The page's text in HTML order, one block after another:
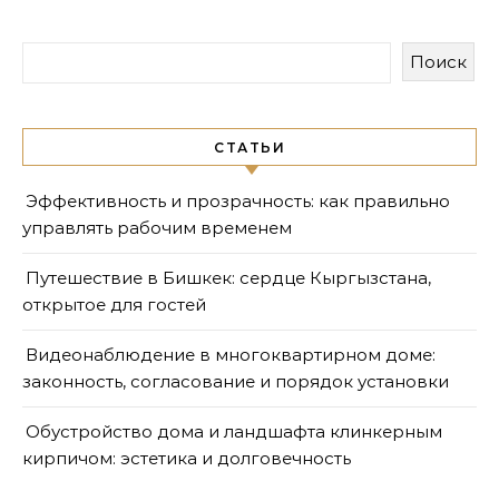
Поиск
СТАТЬИ
Эффективность и прозрачность: как правильно
управлять рабочим временем
Путешествие в Бишкек: сердце Кыргызстана,
открытое для гостей
Видеонаблюдение в многоквартирном доме:
законность, согласование и порядок установки
Обустройство дома и ландшафта клинкерным
кирпичом: эстетика и долговечность